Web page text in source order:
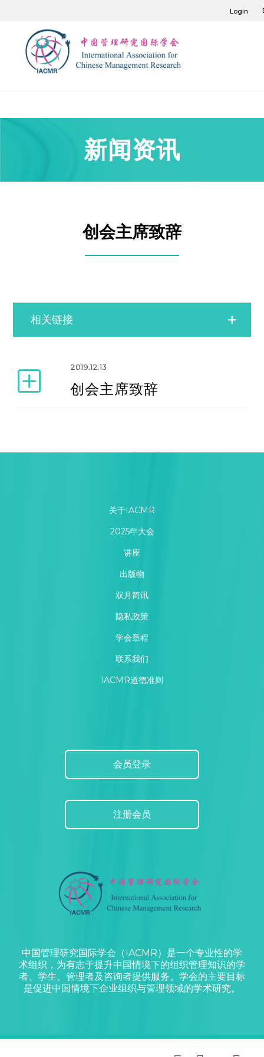
Login
新闻资讯
创会主席致辞
相关链接
创始会员
2019.12.13
创会主席致辞
关于IACMR
2025年大会
讲座
出版物
双月简讯
隐私政策
学会章程
联系我们
IACMR道德准则
会员登录
注册会员
中国管理研究国际学会（IACMR）是一个专业性的学
术组织，为有志于提升中国情境下的组织管理知识的学
者、学生、管理者及咨询者提供服务。学会的主要目标
是促进中国情境下企业组织与管理领域的学术研究。